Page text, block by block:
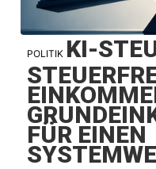
POLITIK KI-
FÜR EINEN